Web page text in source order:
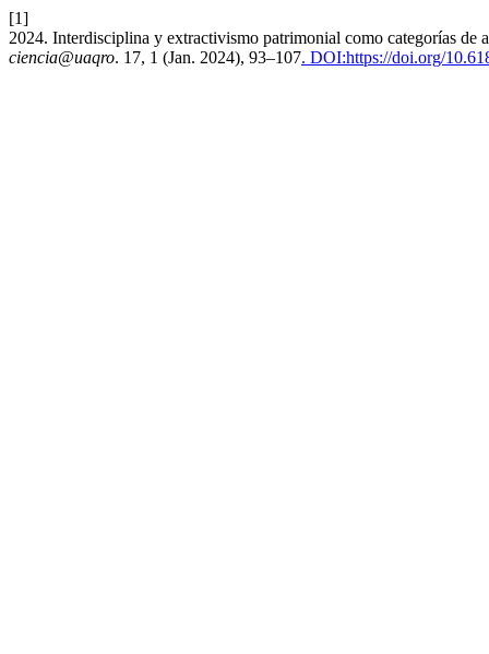
[1]
2024. Interdisciplina y extractivismo patrimonial como categorías
ciencia@uaqro. 17, 1 (Jan. 2024), 93–107. DOI:https://doi.org/